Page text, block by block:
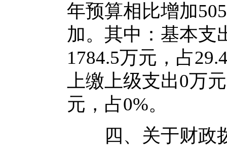
年预算相比增加
加。其中：基本支
1784.5万元，占
上缴上级支出0万
元，占0%。
四、关于财政拨